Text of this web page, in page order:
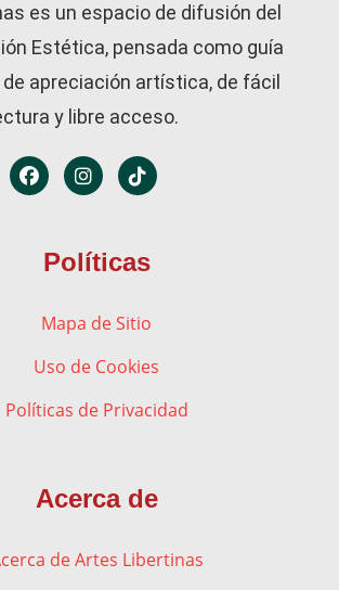
es un espacio de difusión del
Estética, pensada como guía
apreciación artística, de fácil
y libre acceso.
Políticas
Mapa de Sitio
Uso de Cookies
Políticas de Privacidad
Acerca de
de Artes Libertinas